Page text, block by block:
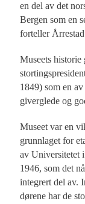
en del av det
Bergen som en
forteller
Museets
1849) som en
giverglede og
Museet var en
grunnlaget for
av Universitetet
1946, som det
integrert del av.
dørene har de